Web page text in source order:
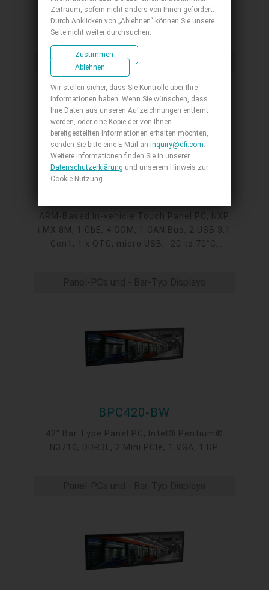
Embedded-System Products
Fahrzeugsystem
ARM-Based In-vehicle Touch Panel PC, NXP
i.MX 8M, 1 GbE, 4 COM, 1 CAN Bus, 2 USB 3.1
Gen1, 1 x OTG, micro USB, -20 to 70°C,
BPC420-BW
42" Bar Type Panel PC, Intel® Pentium®
N3710, DDR3L, 2 Mini PCIe, 1 VGA, 1 DP
Zeitraum, sofern nicht anders von Ihnen gefordert.
Durch Anklicken von „Ablehnen“ können Sie unsere
Seite nicht weiter durchsuchen.
Zustimmen
Ablehnen
Wir stellen sicher, dass Sie Kontrolle über Ihre
Informationen haben. Wenn Sie wünschen, dass
Ihre Daten aus unseren Aufzeichnungen entfernt
werden, oder eine Kopie der von Ihnen
bereitgestellten Informationen erhalten möchten,
senden Sie bitte eine E-Mail an inquiry@dfi.com.
Weitere Informationen finden Sie in unserer
Datenschutzerklärung und unserem Hinweis zur
Cookie-Nutzung.